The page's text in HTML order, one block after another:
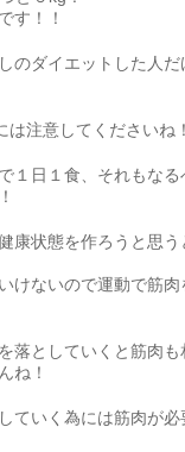
す！！
のダイエットした人
注意してくださいね！
１日１食、それもな
康状態を作ろうと思
けないので運動で筋
落としていくと筋肉
ね！
ていく為には筋肉が